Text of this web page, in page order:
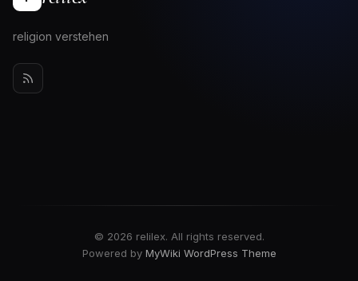
religion verstehen
© 2026 relilex. All rights reserved.
Powered by MyWiki WordPress Theme